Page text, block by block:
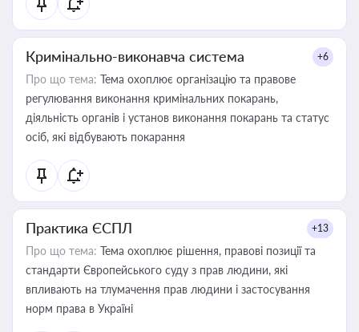
Кримінально-виконавча система +6
Про що тема: Тема охоплює організацію та правове
регулювання виконання кримінальних покарань,
діяльність органів і установ виконання покарань та статус
осіб, які відбувають покарання
Практика ЄСПЛ +13
Про що тема: Тема охоплює рішення, правові позиції та
стандарти Європейського суду з прав людини, які
впливають на тлумачення прав людини і застосування
норм права в Україні